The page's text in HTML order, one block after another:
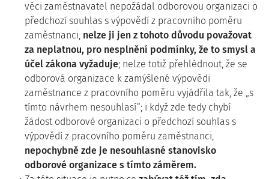
věci zaměstnavatel nepožádal odborovou organizaci o
předchozí souhlas s výpovědí z pracovního poměru
zaměstnanci, nelze ji jen z tohoto důvodu považovat
za neplatnou, pro nesplnění podmínky, že to smysl a
účel zákona vyžaduje; nelze totiž přehlédnout, že se
odborová organizace k zamýšlené výpovědi
zaměstnance z pracovního poměru vyjádřila tak, že „s
tímto návrhem nesouhlasí“; i když zde tedy chybí
žádost odborové organizaci o předchozí souhlas s
výpovědí z pracovního poměru zaměstnanci,
nepochybně zde je nesouhlasné stanovisko
odborové organizace s tímto záměrem.